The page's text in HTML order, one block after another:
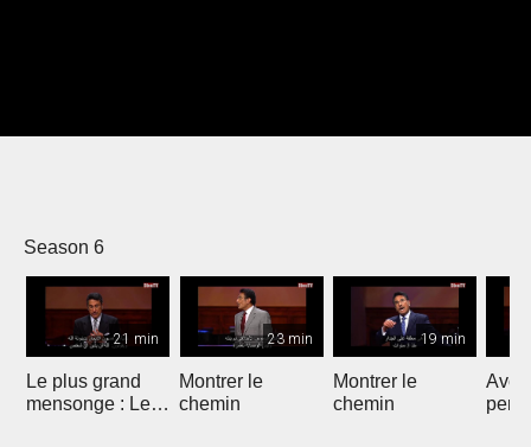
Season 6
21 min
Le plus grand
mensonge : Le
23 min
Montrer le
chemin
19 min
Montrer le
chemin